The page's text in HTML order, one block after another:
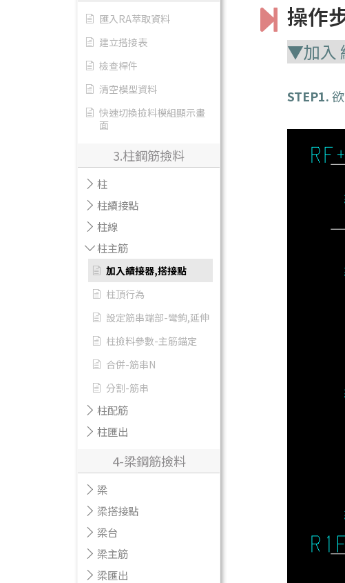
匯入RA萃取資料
建立搭接表
檢查桿件
清空模型資料
快速切換撿料模組顯示畫
面
3.柱鋼筋撿料
柱
柱續接點
柱線
柱主筋
加入續接器,搭接點
柱頂行為
設定筋串端部-彎鉤,延伸
柱撿料參數-主筋錨定
合併-筋串N
分割-筋串
柱配筋
柱匯出
4-梁鋼筋撿料
梁
梁搭接點
梁台
梁主筋
梁匯出
操作
▼加入
STEP1.